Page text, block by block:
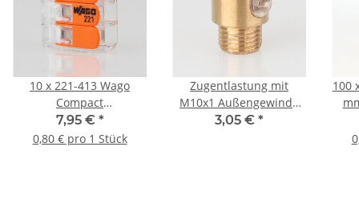
10 x 221-413 Wago
Compact
Verbindungsklemme 3-
polig für alle
7,95 € *
0,80 € pro 1 Stück
Zugentlastung mit
M10x1 Außengewinde
für Kabel 13x17mm
3,05 € *
100